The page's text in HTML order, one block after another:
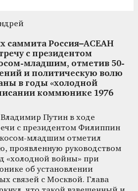
саммита Россия–АСЕАН
с президентом
младшим, отметив 50-
и политическую волю
в годы «холодной
коммюнике 1976
Путин в ходе
с президентом Филиппин
младшим отметил
проявленную руководством
«холодной войны» при
об установлении
связей с Москвой. Глава